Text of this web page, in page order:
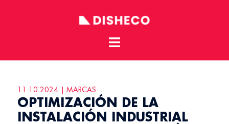
content
Toggle
menu
11.10.2024 | MARCAS
OPTIMIZACIÓN DE LA
INSTALACIÓN INDUSTRIAL